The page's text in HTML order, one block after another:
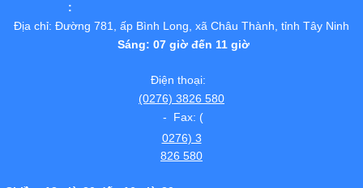
:
Địa chỉ: Đường 781, ấp Bình Long, xã Châu Thành, tỉnh Tây Ninh
Sáng: 07 giờ đến 11 giờ
Điện thoại:
(0276) 3826 580
- Fax: (
0276) 3
826 580